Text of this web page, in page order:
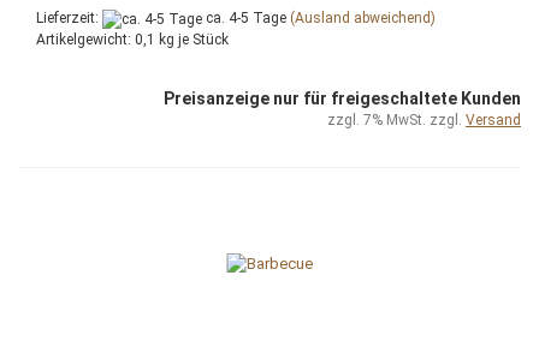
Lieferzeit: ca. 4-5 Tage (Ausland abweichend)
Artikelgewicht: 0,1 kg je Stück
Preisanzeige nur für freigeschaltete Kunden
zzgl. 7% MwSt. zzgl. Versand